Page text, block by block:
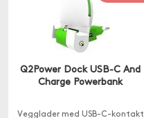
Q2Power Dock USB-C And
Charge Powerbank
Vegglader med USB-C-kontakt